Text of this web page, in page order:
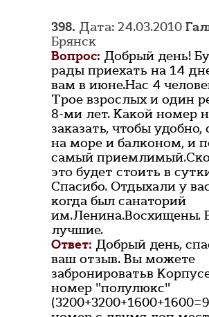
398. Дата: 24.03.2010
Брянск
Вопрос: Добрый день!
рады приехать на 14
вам в июне.Нас 4
Трое взрослых и один
8-ми лет. Какой номер
заказать, чтобы
на море и балконом, и
самый
это будет стоить в
Спасибо. Отдыхали у
когда был санаторий
им.Ленина.Восхищены.
лучшие.
Ответ: Добрый день,
ваш отзыв. Вы можете
забронироватьв
номер "полулюкс"